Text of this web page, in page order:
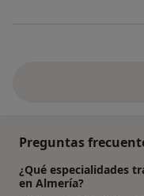
Preguntas
¿Qué especialidades
en Almería?